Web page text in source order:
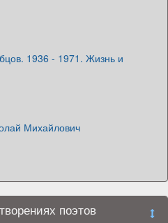
1936 - 1971. Жизнь и
Михайлович
поэтов